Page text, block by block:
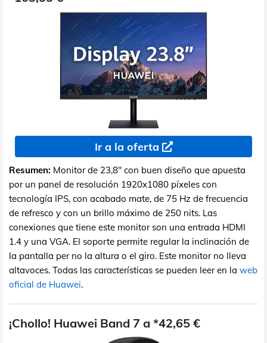
Ir a la oferta
Resumen: Monitor de 23,8" con buen diseño que apuesta
por un panel de resolución 1920x1080 píxeles con
tecnología IPS, con acabado mate, de 75 Hz de frecuencia
de refresco y con un brillo máximo de 250 nits. Las
conexiones que tiene este monitor son una entrada HDMI
1.4 y una VGA. El soporte permite regular la inclinación de
la pantalla per no la altura o el giro. Este monitor no lleva
altavoces. Todas las características se pueden leer en la web
oficial de Huawei.
¡Chollo! Huawei Band 7 a *42,65 €